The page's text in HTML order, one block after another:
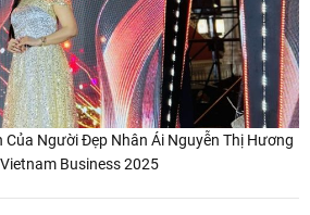
Của Người Đẹp Nhân Ái Nguyễn Thị Hương
Business 2025